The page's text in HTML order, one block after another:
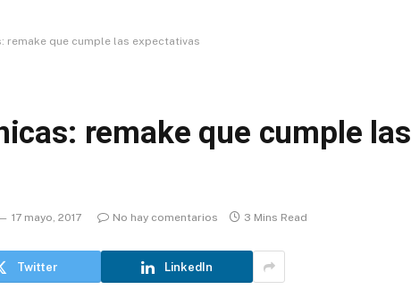
remake que cumple las expectativas
remake que cumple las
17 mayo, 2017 No hay comentarios 3 Mins Read
Twitter LinkedIn